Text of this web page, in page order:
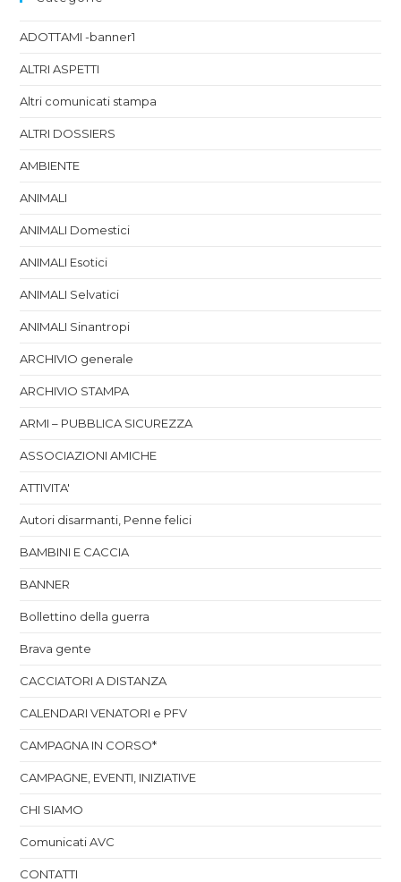
ADOTTAMI -banner1
ALTRI ASPETTI
Altri comunicati stampa
ALTRI DOSSIERS
AMBIENTE
ANIMALI
ANIMALI Domestici
ANIMALI Esotici
ANIMALI Selvatici
ANIMALI Sinantropi
ARCHIVIO generale
ARCHIVIO STAMPA
ARMI – PUBBLICA SICUREZZA
ASSOCIAZIONI AMICHE
ATTIVITA'
Autori disarmanti, Penne felici
BAMBINI E CACCIA
BANNER
Bollettino della guerra
Brava gente
CACCIATORI A DISTANZA
CALENDARI VENATORI e PFV
CAMPAGNA IN CORSO*
CAMPAGNE, EVENTI, INIZIATIVE
CHI SIAMO
Comunicati AVC
CONTATTI